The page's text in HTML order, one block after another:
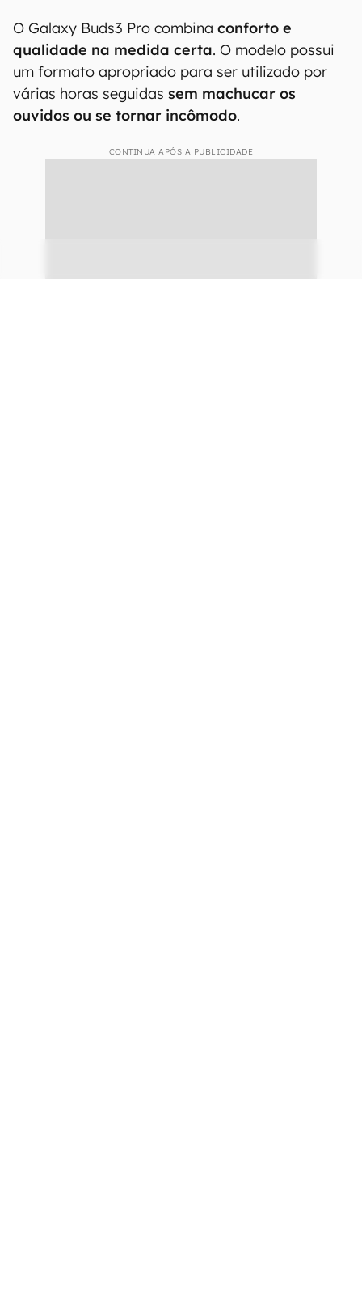
O Galaxy Buds3 Pro combina conforto e
qualidade na medida certa. O modelo possui
um formato apropriado para ser utilizado por
várias horas seguidas sem machucar os
ouvidos ou se tornar incômodo.
CONTINUA APÓS A PUBLICIDADE